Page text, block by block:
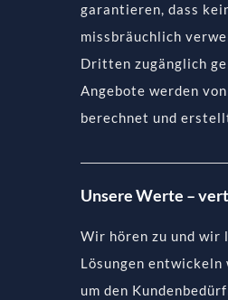
garantieren, dass
missbräuchlich
Dritten zugänglich
Angebote werden
berechnet und
Unsere Werte –
Wir hören zu und wir
Lösungen entwickeln
um den